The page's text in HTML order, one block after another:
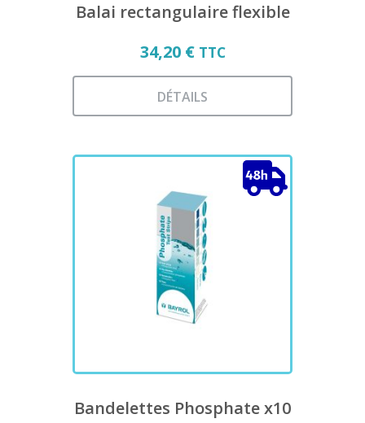
Balai rectangulaire flexible
34,20 € TTC
DÉTAILS
a
variations.
Les
options
peuvent
être
choisies
sur
la
du
Bandelettes Phosphate x10